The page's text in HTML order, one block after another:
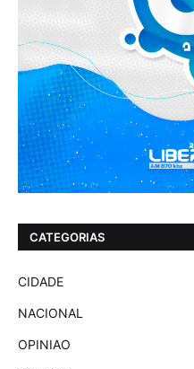
CATEGORIAS
CIDADE
NACIONAL
OPINIAO